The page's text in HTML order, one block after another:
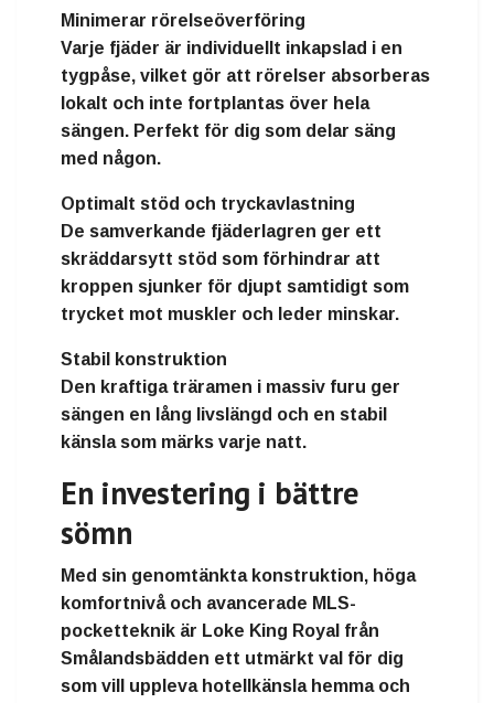
Minimerar rörelseöverföring
Varje fjäder är individuellt inkapslad i en
tygpåse, vilket gör att rörelser absorberas
lokalt och inte fortplantas över hela
sängen. Perfekt för dig som delar säng
med någon.
Optimalt stöd och tryckavlastning
De samverkande fjäderlagren ger ett
skräddarsytt stöd som förhindrar att
kroppen sjunker för djupt samtidigt som
trycket mot muskler och leder minskar.
Stabil konstruktion
Den kraftiga träramen i massiv furu ger
sängen en lång livslängd och en stabil
känsla som märks varje natt.
En investering i bättre
sömn
Med sin genomtänkta konstruktion, höga
komfortnivå och avancerade MLS-
pocketteknik är Loke King Royal från
Smålandsbädden ett utmärkt val för dig
som vill uppleva hotellkänsla hemma och